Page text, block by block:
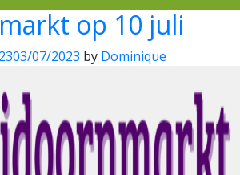
op 10 juli
03/07/2023 by Dominique